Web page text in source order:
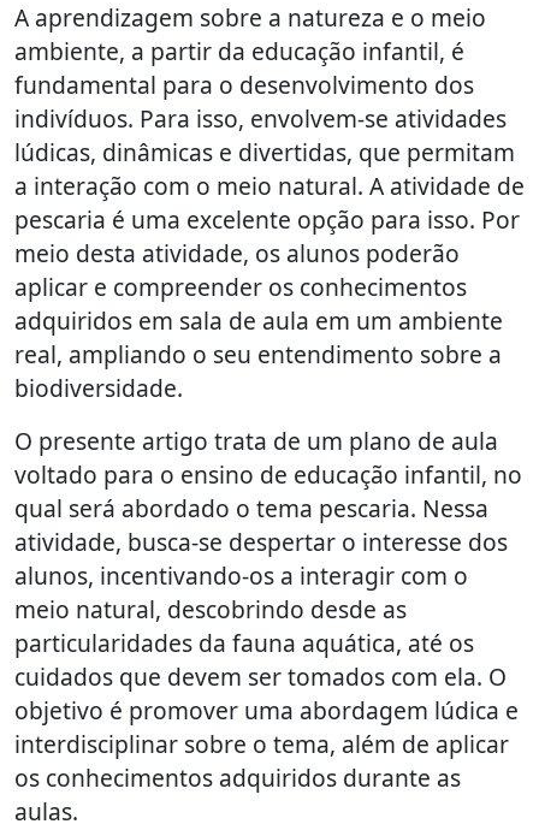
A aprendizagem sobre a natureza e o meio
ambiente, a partir da educação infantil, é
fundamental para o desenvolvimento dos
indivíduos. Para isso, envolvem-se atividades
lúdicas, dinâmicas e divertidas, que permitam
a interação com o meio natural. A atividade de
pescaria é uma excelente opção para isso. Por
meio desta atividade, os alunos poderão
aplicar e compreender os conhecimentos
adquiridos em sala de aula em um ambiente
real, ampliando o seu entendimento sobre a
biodiversidade.
O presente artigo trata de um plano de aula
voltado para o ensino de educação infantil, no
qual será abordado o tema pescaria. Nessa
atividade, busca-se despertar o interesse dos
alunos, incentivando-os a interagir com o
meio natural, descobrindo desde as
particularidades da fauna aquática, até os
cuidados que devem ser tomados com ela. O
objetivo é promover uma abordagem lúdica e
interdisciplinar sobre o tema, além de aplicar
os conhecimentos adquiridos durante as
aulas.